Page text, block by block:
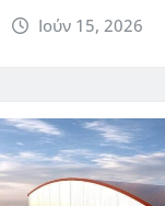
Ιούν 15, 2026